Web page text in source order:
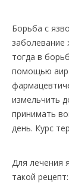
Борьба с
заболевание
тогда в
помощью
измельчить
принимать
день. Курс
Для лечения
такой